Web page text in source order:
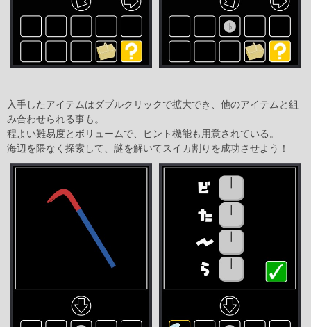
入手したアイテムはダブルクリックで拡大でき、他のアイテムと組
み合わせられる事も。
程よい難易度とボリュームで、ヒント機能も用意されている。
海辺を隈なく探索して、謎を解いてスイカ割りを成功させよう！